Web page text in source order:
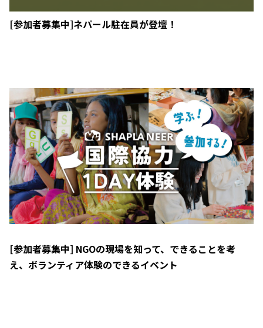
[参加者募集中]ネパール駐在員が登壇！
[参加者募集中] NGOの現場を知って、できることを考
え、ボランティア体験のできるイベント